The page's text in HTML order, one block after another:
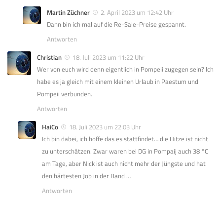
Martin Züchner
2. April 2023 um 12:42 Uhr
Dann bin ich mal auf die Re-Sale-Preise gespannt.
Antworten
Christian
18. Juli 2023 um 11:22 Uhr
Wer von euch wird denn eigentlich in Pompeii zugegen sein? Ich
habe es ja gleich mit einem kleinen Urlaub in Paestum und
Pompeii verbunden.
Antworten
HaiCo
18. Juli 2023 um 22:03 Uhr
Ich bin dabei, ich hoffe das es stattfindet… die Hitze ist nicht
zu unterschätzen. Zwar waren bei DG in Pompaij auch 38 °C
am Tage, aber Nick ist auch nicht mehr der Jüngste und hat
den härtesten Job in der Band …
Antworten